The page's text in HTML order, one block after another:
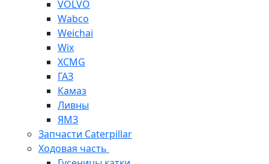
VOLVO
Wabco
Weichai
Wix
XCMG
ГАЗ
Камаз
Ливны
ЯМЗ
Запчасти Caterpillar
Ходовая часть